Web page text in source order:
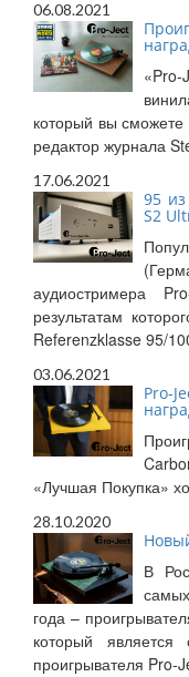
06.08.2021
который вы сможете
редактор журнала
17.06.2021
95
S2
аудиостримера
результатам
Referenzklasse 95/
03.06.2021
Pro-
«Лучшая Покупка»
28.10.2020
В
года –
который является
проигрывателя Pro-